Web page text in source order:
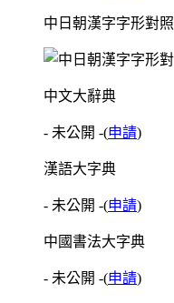
中日朝漢字字形對照
中文大辭典
- 未公開 -(申請)
漢語大字典
- 未公開 -(申請)
中國書法大字典
- 未公開 -(申請)